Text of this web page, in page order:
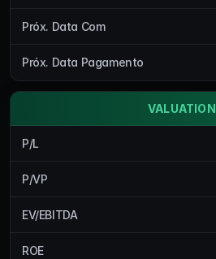
Próx. Data Com
Próx. Data Pagamento
VALUATION
P/L
P/VP
EV/EBITDA
ROE